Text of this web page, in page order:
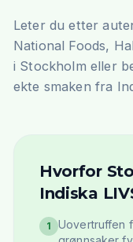
Leter du etter
National Foods,
i Stockholm eller
ekte smaken fra
Hvorfor
Indiska
1
Uovertruffen